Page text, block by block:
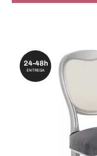
24-48h
ENTREGA